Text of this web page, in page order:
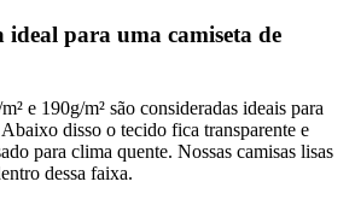
para uma camiseta de
e 190g/m² são consideradas ideais para
disso o tecido fica transparente e
para clima quente. Nossas camisas lisas
dessa faixa.